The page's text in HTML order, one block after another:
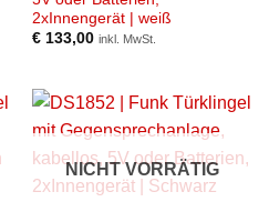
2xInnengerät | weiß
€133,00 inkl. MwSt.
NICHT VORRÄTIG